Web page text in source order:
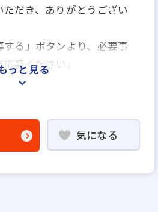
だき、ありがとうござい
る」ボタンより、必要事
募ください。
エントリー
る書類選考
っと見る
気になる